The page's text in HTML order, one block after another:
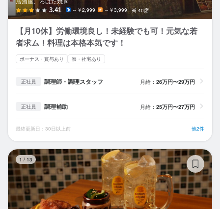
3.41 ～￥2,999 ～￥3,999 40席
【月10休】労働環境良し！未経験でも可！元気な若
者求ム！料理は本格本気です！
ボーナス・賞与あり 寮・社宅あり
正社員 調理師・調理スタッフ 月給： 26万円〜29万円
正社員 調理補助 月給： 25万円〜27万円
最終更新日：30日以上前 他2件
1 / 13